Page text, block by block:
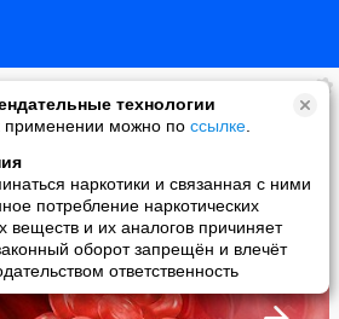
технологии
применении можно по ссылке
наркотики и связанная с ними
потребление наркотических
веществ и их аналогов причиняет
оборот запрещён и влечёт
ответственность